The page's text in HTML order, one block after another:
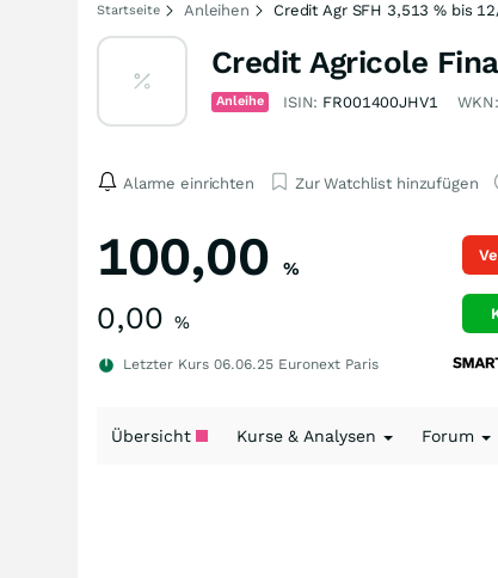
Startseite Anleihen Credit Agr SFH 3,513 % bis
Credit Agricole
Anleihe ISIN: FR001400JHV1 WKN:
Alarme einrichten Zur Watchlist hinzufügen
100,00 %
0,00 %
Letzter Kurs 06.06.25 Euronext Paris
Übersicht Kurse & Analysen Forum